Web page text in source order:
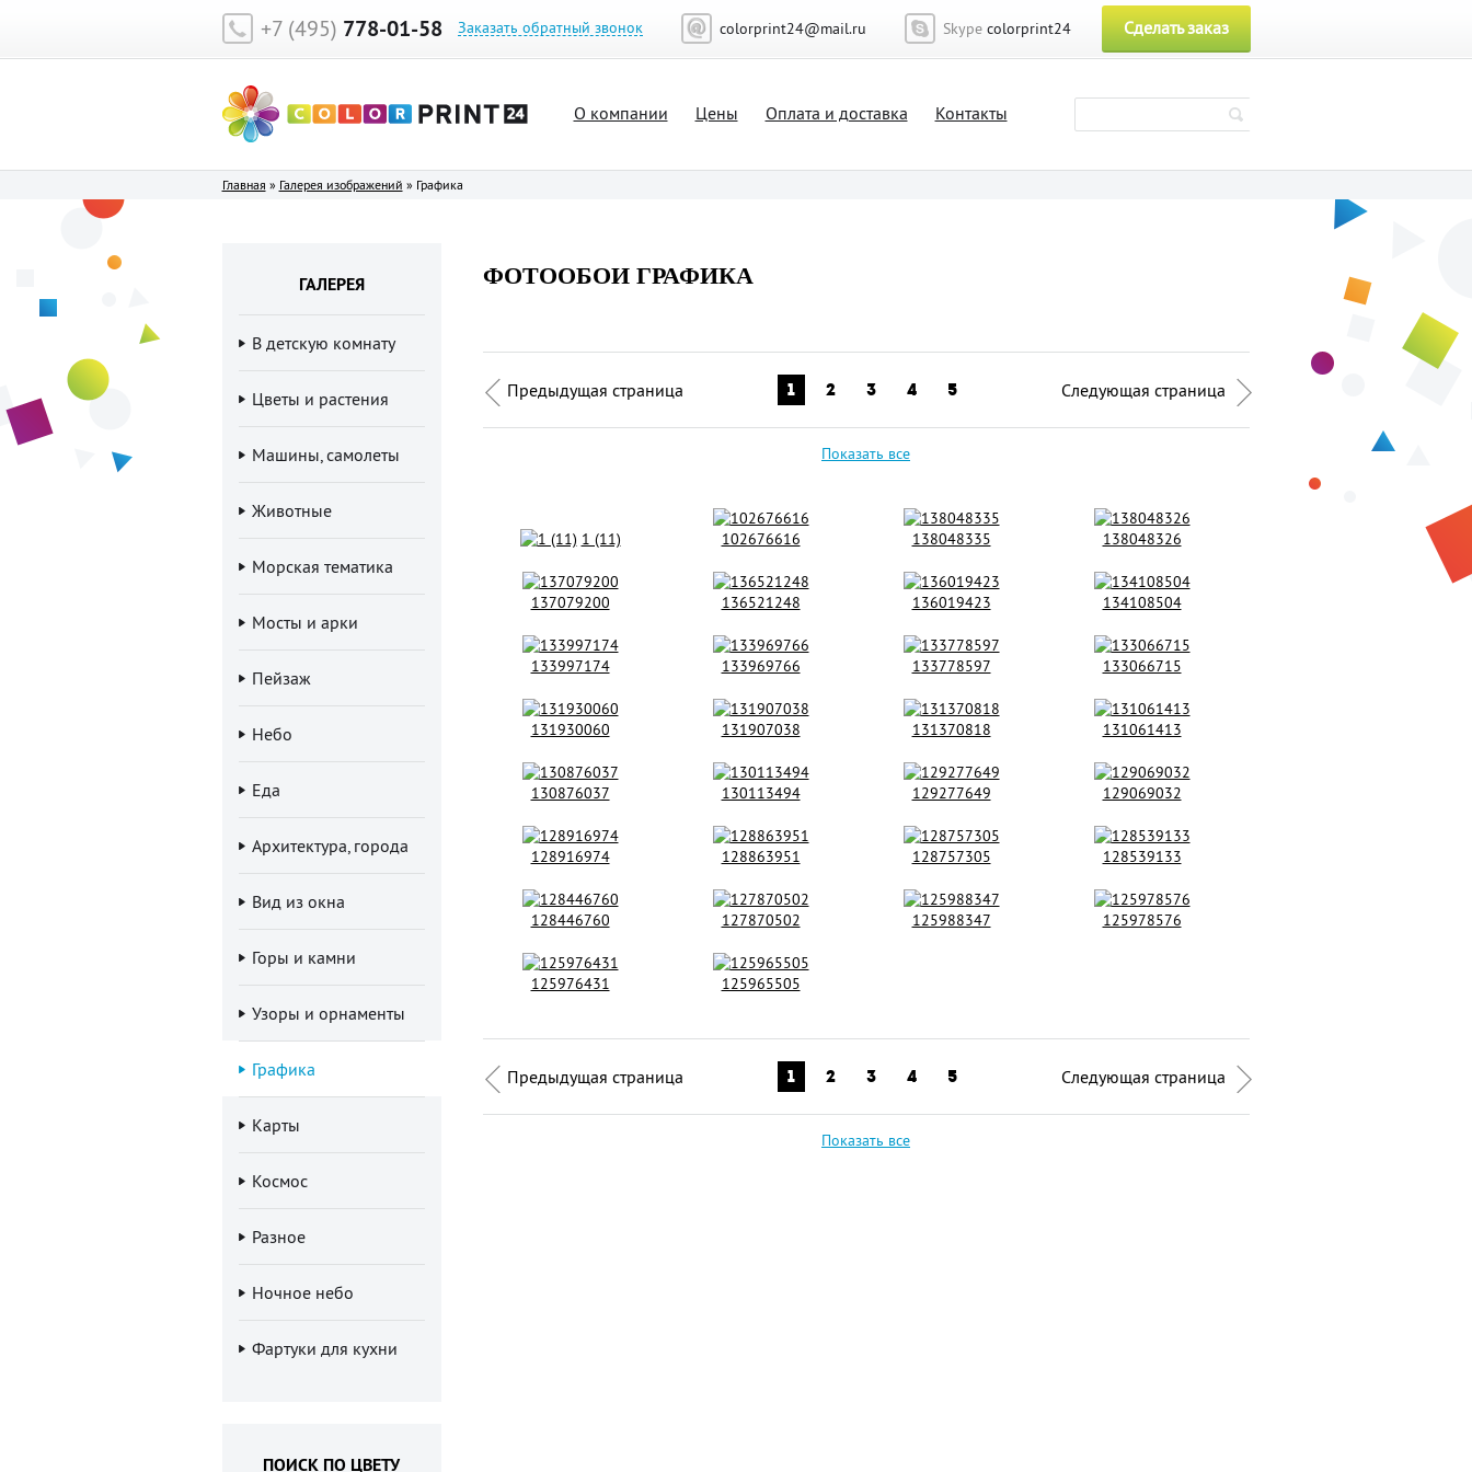
+7 (495) 778-01-58 Заказать обратный звонок colorprint24@mail.ru Skype colorprint24 Сделать заказ
О компании Цены Оплата и доставка Контакты
Главная » Галерея изображений » Графика
ГАЛЕРЕЯ
В детскую комнату
Цветы и растения
Машины, самолеты
Животные
Морская тематика
Мосты и арки
Пейзаж
Небо
Еда
Архитектура, города
Вид из окна
Горы и камни
Узоры и орнаменты
Графика
Карты
Космос
Разное
Ночное небо
Фартуки для кухни
ПОИСК ПО ЦВЕТУ
ФОТООБОИ ГРАФИКА
Предыдущая страница 1 2 3 4 5 Следующая страница
Показать все
1 (11) 102676616 138048335 138048326
137079200 136521248 136019423 134108504
133997174 133969766 133778597 133066715
131930060 131907038 131370818 131061413
130876037 130113494 129277649 129069032
128916974 128863951 128757305 128539133
128446760 127870502 125988347 125978576
125976431 125965505
Предыдущая страница 1 2 3 4 5 Следующая страница
Показать все